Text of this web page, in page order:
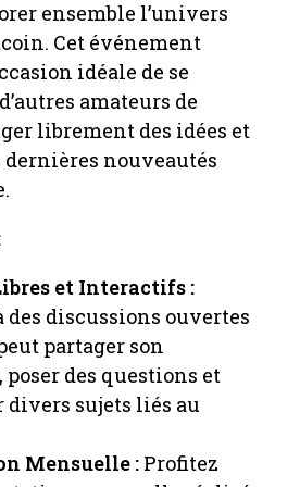
ensemble l’univers
Cet événement
idéale de se
amateurs de
librement des idées et
nouveautés
et Interactifs :
des discussions ouvertes
partager son
des questions et
divers sujets liés au
Mensuelle : Profitez